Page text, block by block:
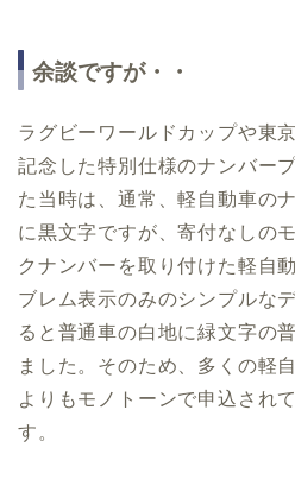
余談ですが・・
ラグビーワールドカップや東
記念した特別仕様のナンバー
た当時は、通常、軽自動車の
に黒文字ですが、寄付なしの
クナンバーを取り付けた軽自
ブレム表示のみのシンプルな
ると普通車の白地に緑文字の
ました。そのため、多くの軽
よりもモノトーンで申込され
す。